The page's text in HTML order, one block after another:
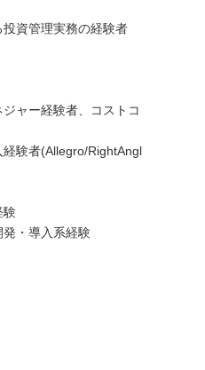
資管理実務の経験者
ャー経験者、コストコ
経験者(Allegro/RightAngl
験
発・導入系経験